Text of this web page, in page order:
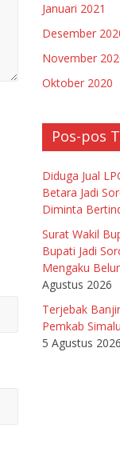
Januari 2021
Desember
November
Oktober 2020
Pos-pos
Diduga Jual
Betara Jadi
Diminta
Surat Wakil
Bupati Jadi
Mengaku
Agustus 2026
Terjebak
Pemkab
5 Agustus 2026